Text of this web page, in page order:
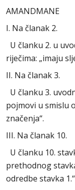
AMANDMANE
I. Na članak 2.
U članku 2. u
riječima: „imaju
II. Na članak 3.
U članku 3.
pojmovi u smislu
značenja“.
III. Na članak 10.
U članku 10.
prethodnog
odredbe stavka